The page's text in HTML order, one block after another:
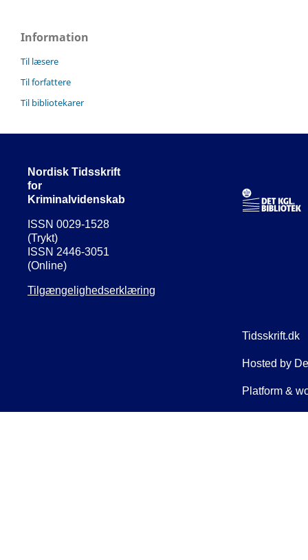
Information
Til læsere
Til forfattere
Til bibliotekarer
Nordisk Tidsskrift
for
Kriminalvidenskab
ISSN 0029-1528
(Trykt)
ISSN 2446-3051
(Online)
Tilgængelighedserklæring